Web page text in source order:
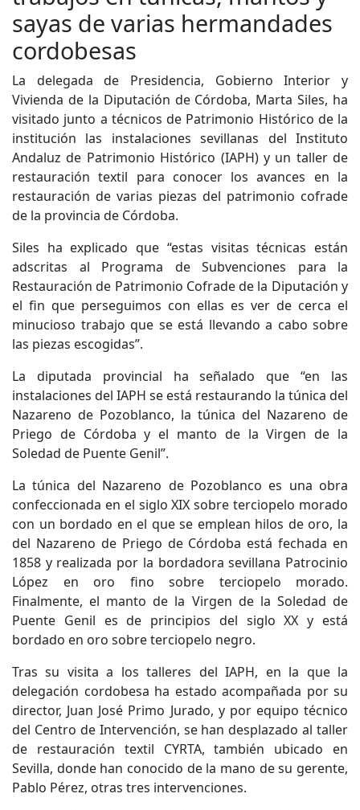
sayas de varias hermandades
cordobesas
La delegada de Presidencia, Gobierno Interior y
Vivienda de la Diputación de Córdoba, Marta Siles, ha
visitado junto a técnicos de Patrimonio Histórico de la
institución las instalaciones sevillanas del Instituto
Andaluz de Patrimonio Histórico (IAPH) y un taller de
restauración textil para conocer los avances en la
restauración de varias piezas del patrimonio cofrade
de la provincia de Córdoba.
Siles ha explicado que “estas visitas técnicas están
adscritas al Programa de Subvenciones para la
Restauración de Patrimonio Cofrade de la Diputación y
el fin que perseguimos con ellas es ver de cerca el
minucioso trabajo que se está llevando a cabo sobre
las piezas escogidas”.
La diputada provincial ha señalado que “en las
instalaciones del IAPH se está restaurando la túnica del
Nazareno de Pozoblanco, la túnica del Nazareno de
Priego de Córdoba y el manto de la Virgen de la
Soledad de Puente Genil”.
La túnica del Nazareno de Pozoblanco es una obra
confeccionada en el siglo XIX sobre terciopelo morado
con un bordado en el que se emplean hilos de oro, la
del Nazareno de Priego de Córdoba está fechada en
1858 y realizada por la bordadora sevillana Patrocinio
López en oro fino sobre terciopelo morado.
Finalmente, el manto de la Virgen de la Soledad de
Puente Genil es de principios del siglo XX y está
bordado en oro sobre terciopelo negro.
Tras su visita a los talleres del IAPH, en la que la
delegación cordobesa ha estado acompañada por su
director, Juan José Primo Jurado, y por equipo técnico
del Centro de Intervención, se han desplazado al taller
de restauración textil CYRTA, también ubicado en
Sevilla, donde han conocido de la mano de su gerente,
Pablo Pérez, otras tres intervenciones.